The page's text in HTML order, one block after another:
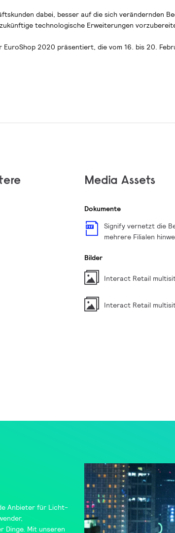
dabei, besser auf die sich verändernden
technologische Erweiterungen
2020 präsentiert, die vom 16. bis 20.
Media Assets
Dokumente
Signify vernetzt die
mehrere Filialen
Bilder
Interact Retail
Interact Retail
Anbieter für Licht-
Dinge. Mit unseren